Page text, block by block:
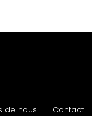
de nous Contact